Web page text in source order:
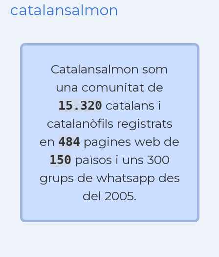
catalansalmon
Catalansalmon som
una comunitat de
15.320 catalans i
catalanòfils registrats
en 484 pagines web de
150 països i uns 300
grups de whatsapp des
del 2005.